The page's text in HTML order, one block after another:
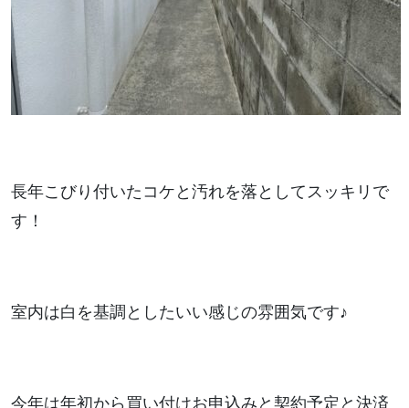
長年こびり付いたコケと汚れを落としてスッキリで
す！
室内は白を基調としたいい感じの雰囲気です♪
今年は年初から買い付けお申込みと契約予定と決済